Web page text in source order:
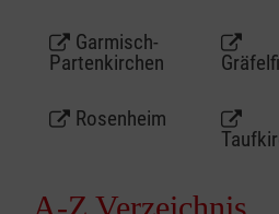
Garmisch-
Partenkirchen
Rosenheim